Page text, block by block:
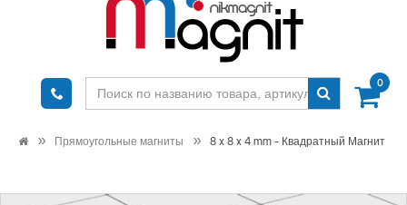
0
Прямоугольные магниты 8 x 8 x 4 mm - Квадратный Магнит